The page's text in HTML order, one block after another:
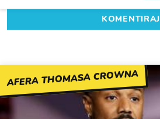
KOMENTIRAJ
AFERA THOMASA CROWNA